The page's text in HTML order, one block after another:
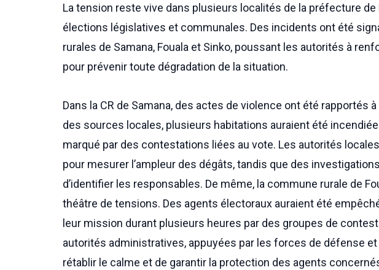
La tension reste vive dans plusieurs localités de la préfecture de
élections législatives et communales. Des incidents ont été
rurales de Samana, Fouala et Sinko, poussant les autorités à
pour prévenir toute dégradation de la situation.
Dans la CR de Samana, des actes de violence ont été rapportés
des sources locales, plusieurs habitations auraient été
marqué par des contestations liées au vote. Les autorités
pour mesurer l’ampleur des dégâts, tandis que des
d’identifier les responsables. De même, la commune rurale de
théâtre de tensions. Des agents électoraux auraient été
leur mission durant plusieurs heures par des groupes de
autorités administratives, appuyées par les forces de défense
rétablir le calme et de garantir la protection des agents